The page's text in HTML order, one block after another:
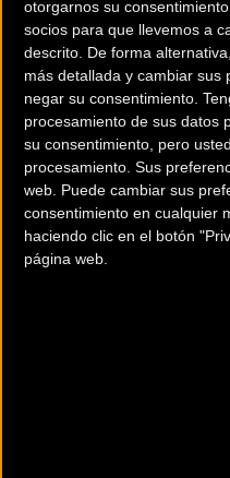
otorgarnos su
socios para que llevemos a
descrito. De forma
más detallada y cambiar sus
negar su consentimiento.
procesamiento de sus datos
su consentimiento, pero
procesamiento. Sus
web. Puede cambiar sus
consentimiento en cualquier
haciendo clic en el botón
página web.
¿Eres el propietario de esta
Premium para
Comercios Bz
MC SKI BIKE